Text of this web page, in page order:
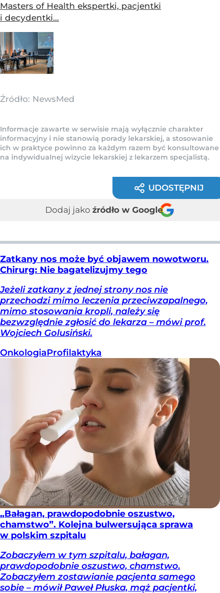
Masters of Health ekspertki, pacjentki
i decydentki...
Źródło: NewsMed
Informacje zawarte w serwisie mają wyłącznie charakter
informacyjny i nie stanowią porady lekarskiej, a stosowanie
ich w praktyce powinno za każdym razem być konsultowane
na indywidualnej wizycie lekarskiej z lekarzem specjalistą.
UDOSTĘPNIJ
Dodaj jako źródło w Google
Zatkany nos może być objawem nowotworu.
Chirurg: Nie bagatelizujmy tego
Jeżeli zatkany z jednej strony nos nie
przechodzi mimo leczenia przeciwzapalnego,
mimo stosowania kropli, należy się
bezwzględnie zgłosić do lekarza – mówi prof.
Wojciech Golusiński.
OnkologiaProfilaktyka
„Bałagan, prawdopodobnie oszustwo,
chamstwo”. Kolejna bulwersująca sprawa
w polskim szpitalu
Zobaczyłem w tym szpitalu, bałagan,
prawdopodobnie oszustwo, chamstwo.
Zobaczyłem zostawianie pacjenta samego
sobie – mówił Paweł Płuska, mąż pacjentki,